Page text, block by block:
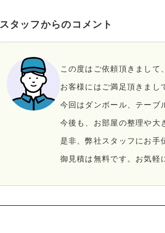
スタッフからのコメント
この度はご依頼頂きまして
お客様にはご満足頂きまし
今回はダンボール、テーブ
今後も、お部屋の整理や大
是非、弊社スタッフにお手
御見積は無料です。お気軽